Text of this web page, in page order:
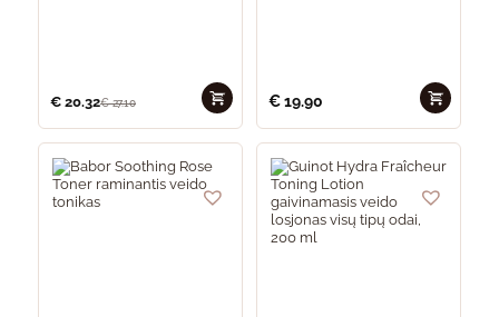
€ 20.32€27.10 €19.90